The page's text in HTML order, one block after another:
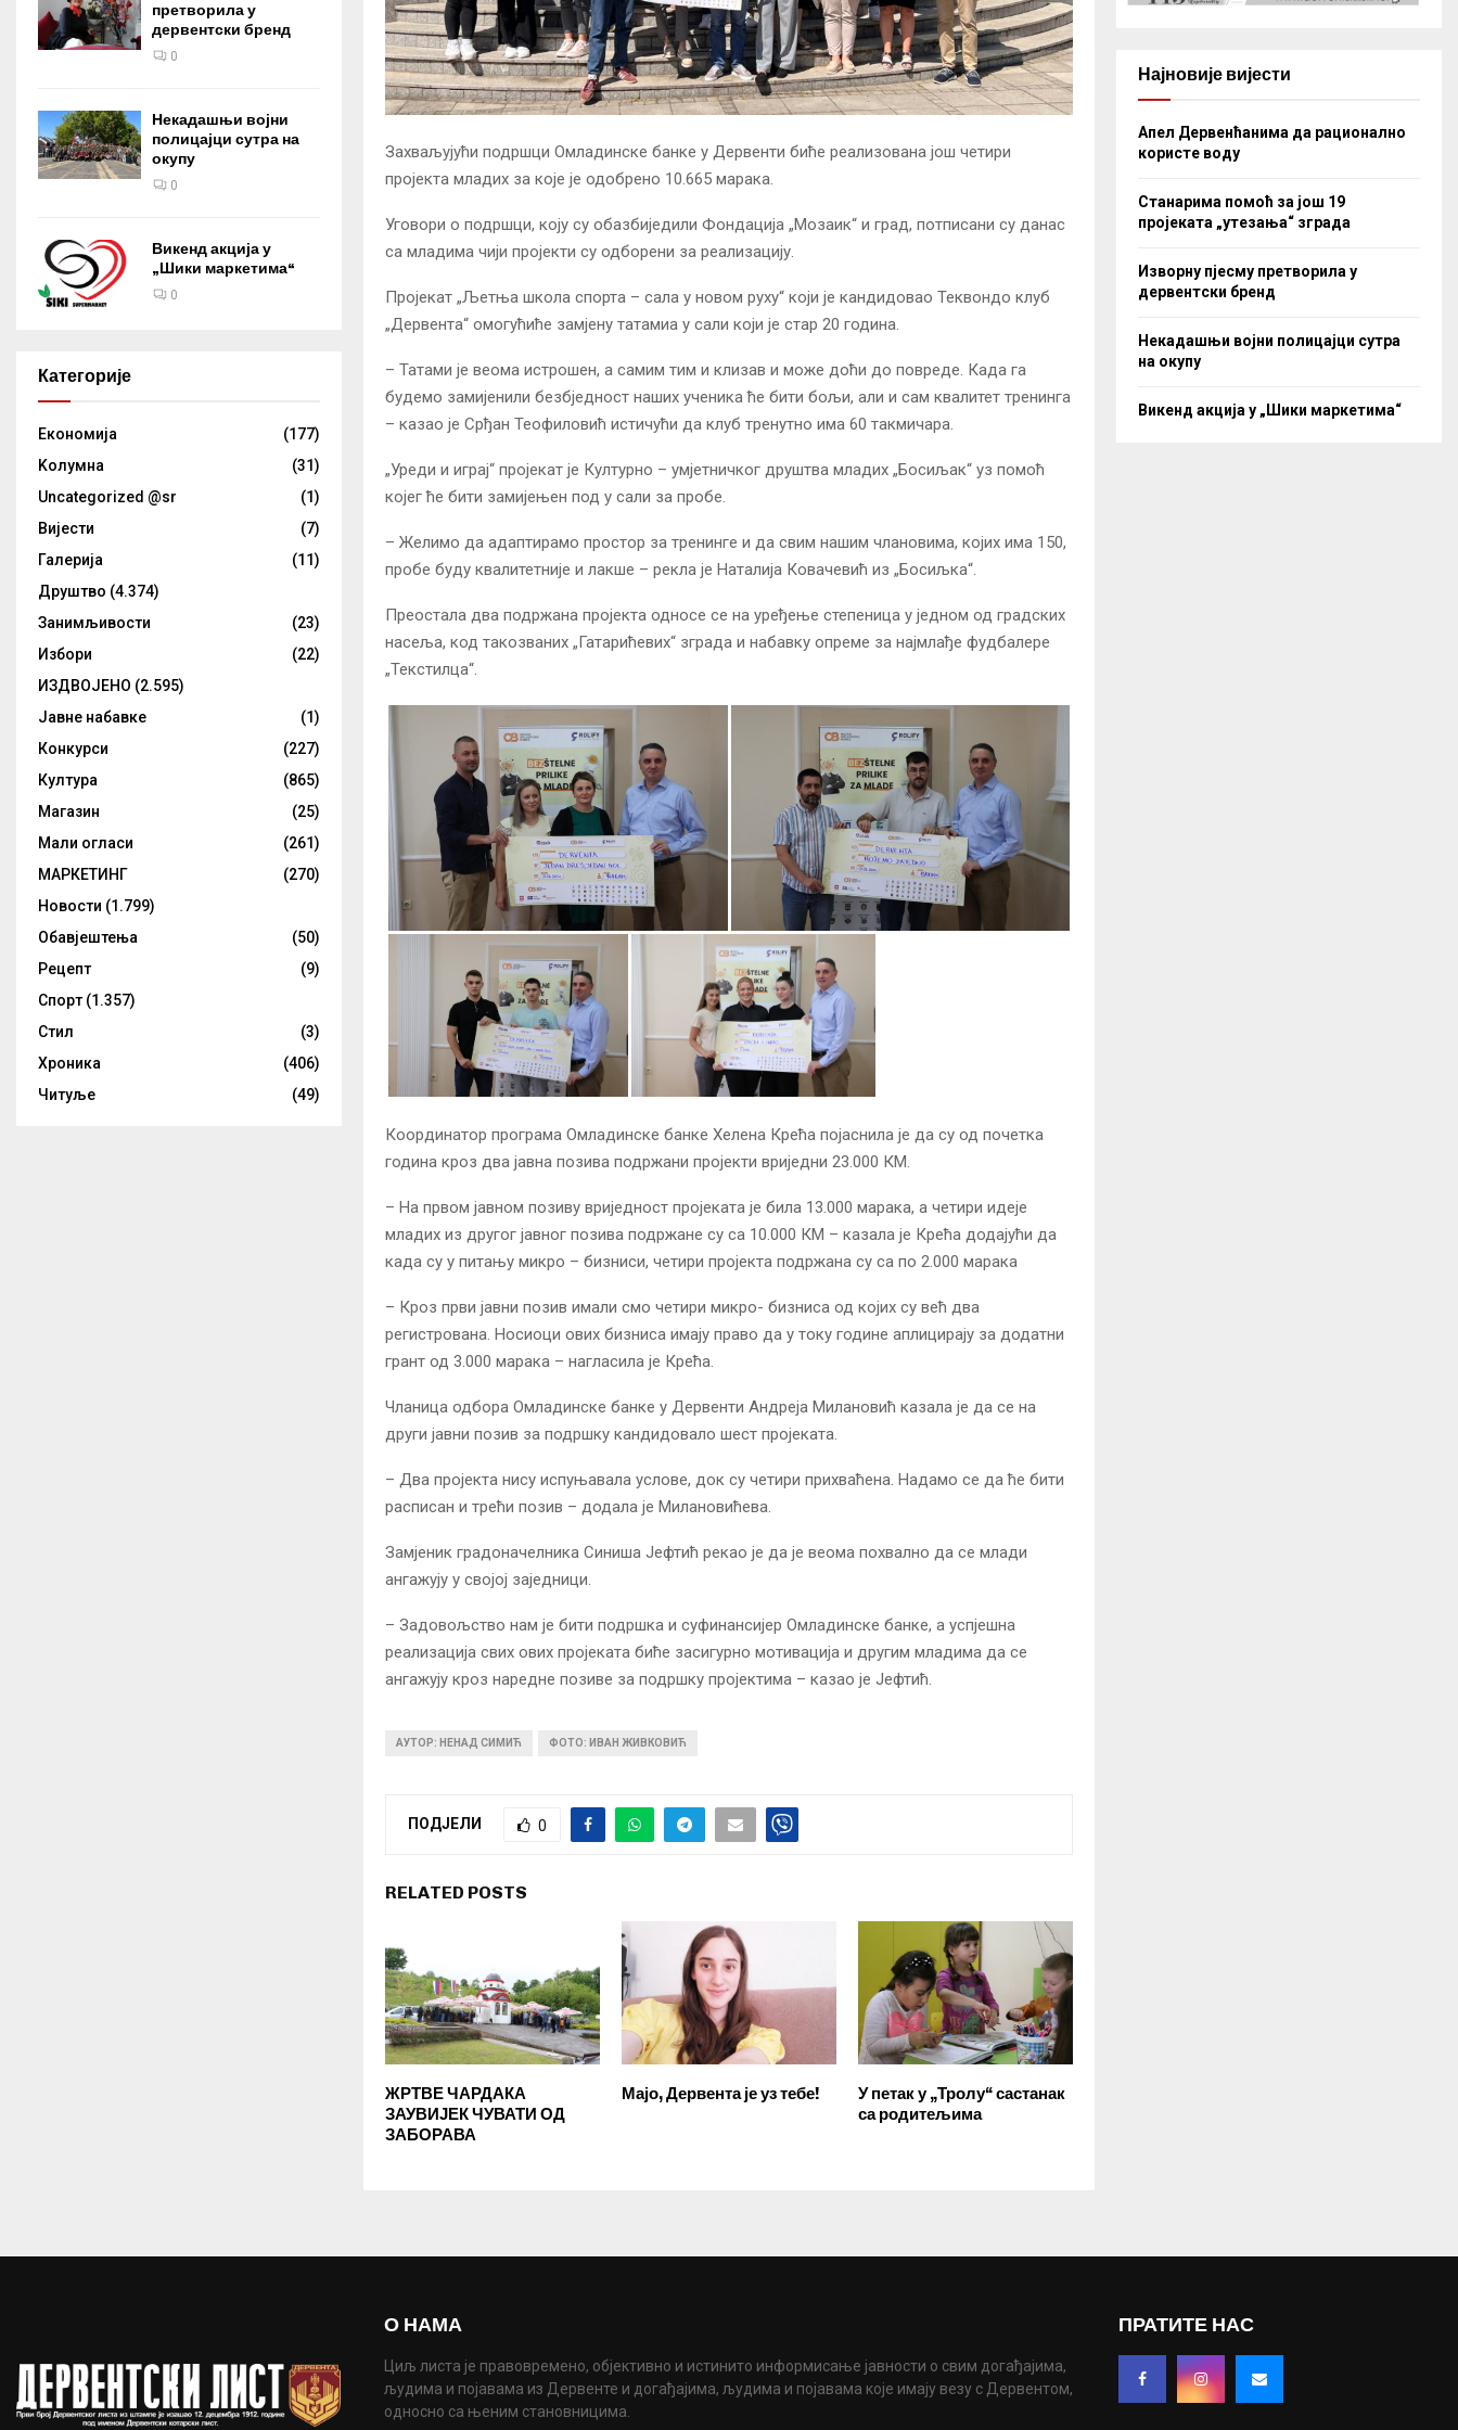
Захваљујући подршци Омладинске банке у Дервенти биће реализована још четири
пројекта младих за које је одобрено 10.665 марака.
Уговори о подршци, коју су обазбиједили Фондација „Мозаик“ и град, потписани су данас
са младима чији пројекти су одборени за реализацију.
Пројекат „Љетња школа спорта – сала у новом руху“ који је кандидовао Теквондо клуб
„Дервента“ омогућиће замјену татамиа у сали који је стар 20 година.
– Татами је веома истрошен, а самим тим и клизав и може доћи до повреде. Када га
будемо замијенили безбједност наших ученика ће бити бољи, али и сам квалитет тренинга
– казао је Срђан Теофиловић истичући да клуб тренутно има 60 такмичара.
„Уреди и играј“ пројекат је Културно – умјетничког друштва младих „Босиљак“ уз помоћ
којег ће бити замијењен под у сали за пробе.
– Желимо да адаптирамо простор за тренинге и да свим нашим члановима, којих има 150,
пробе буду квалитетније и лакше – рекла је Наталија Ковачевић из „Босиљка“.
Преостала два подржана пројекта односе се на уређење степеница у једном од градских
насеља, код такозваних „Гатарићевих“ зграда и набавку опреме за најмлађе фудбалере
„Текстилца“.
Координатор програма Омладинске банке Хелена Крећа појаснила је да су од почетка
година кроз два јавна позива подржани пројекти вриједни 23.000 КМ.
– На првом јавном позиву вриједност пројеката је била 13.000 марака, а четири идеје
младих из другог јавног позива подржане су са 10.000 КМ – казала је Крећа додајући да
када су у питању микро – бизниси, четири пројекта подржана су са по 2.000 марака
– Кроз први јавни позив имали смо четири микро- бизниса од којих су већ два
регистрована. Носиоци ових бизниса имају право да у току године аплицирају за додатни
грант од 3.000 марака – нагласила је Крећа.
Чланица одбора Омладинске банке у Дервенти Андреја Милановић казала је да се на
други јавни позив за подршку кандидовало шест пројеката.
– Два пројекта нису испуњавала услове, док су четири прихваћена. Надамо се да ће бити
расписан и трећи позив – додала је Милановићева.
Замјеник градоначелника Синиша Јефтић рекао је да је веома похвално да се млади
ангажују у својој заједници.
– Задовољство нам је бити подршка и суфинансијер Омладинске банке, а успјешна
реализација свих ових пројеката биће засигурно мотивација и другим младима да се
ангажују кроз наредне позиве за подршку пројектима – казао је Јефтић.
АУТОР: НЕНАД СИМИЋ ФОТО: ИВАН ЖИВКОВИЋ
ПОДЈЕЛИ 0
RELATED POSTS
ЖРТВЕ ЧАРДАКА
ЗАУВИЈЕК ЧУВАТИ ОД
ЗАБОРАВА
Мајо, Дервента је уз тебе!
У петак у „Тролу“ састанак
са родитељима
претворила у
дервентски бренд
0
Некадашњи војни
полицајци сутра на
окупу
0
Викенд акција у
„Шики маркетима“
0
Категорије
Eкономија
(177)
Kолумнa
(31)
Uncategorized @sr
(1)
Вијести
(7)
Галерија
(11)
Друштво (4.374)
Занимљивости
(23)
Избори
(22)
ИЗДВОЈЕНО (2.595)
Јавне набавке
(1)
Конкурси
(227)
Култура
(865)
Магазин
(25)
Мали огласи
(261)
МАРКЕТИНГ
(270)
Новости (1.799)
Обавјештења
(50)
Рецепт
(9)
Спорт (1.357)
Стил
(3)
Хроника
(406)
Читуље
(49)
Најновије вијести
Апел Дервенћанима да рационално
користе воду
Станарима помоћ за још 19
пројеката „утезања“ зграда
Изворну пјесму претворила у
дервентски бренд
Некадашњи војни полицајци сутра
на окупу
Викенд акција у „Шики маркетима“
О НАМА
Циљ листа је правовремено, објективно и истинито информисање јавности о свим догађајима,
људима и појавама из Дервенте и догађајима, људима и појавама које имају везу с Дервентом,
односно са њеним становницима.
ПРАТИТЕ НАС